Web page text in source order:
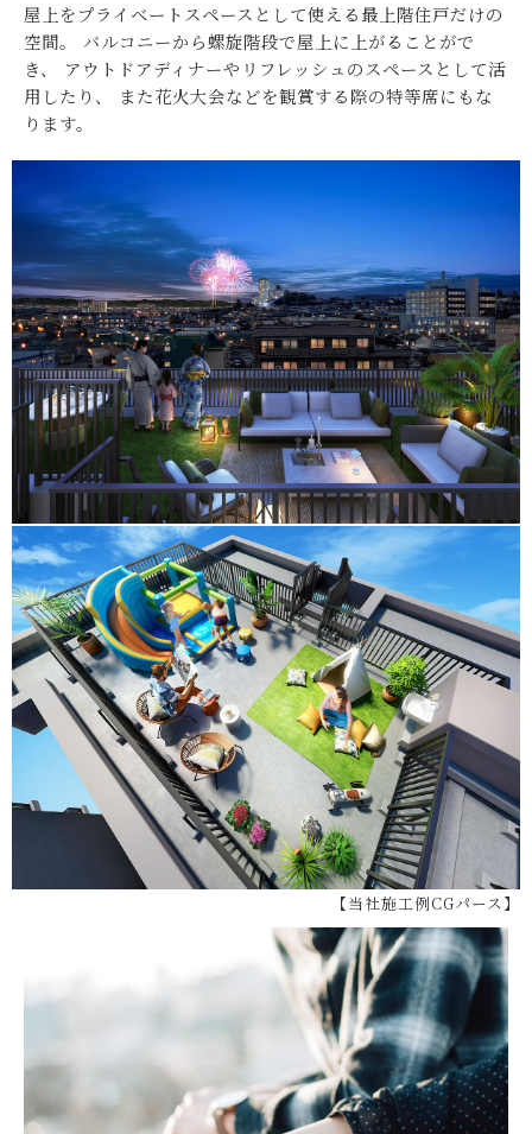
屋上をプライベートスペースとして使える最上階住戸だけの
空間。
バルコニーから螺旋階段で屋上に上がることがで
き、
アウトドアディナーやリフレッシュのスペースとして活
用したり、
また花火大会などを観賞する際の特等席にもな
ります。
【当社施工例CGパース】